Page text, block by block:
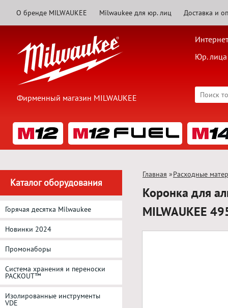
О бренде MILWAUKEE Milwaukee для юр. лиц Доставка и
Фирменный магазин MILWAUKEE
Юр. лица
Каталог оборудования
Горячая десятка Milwaukee
Новинки 2024
Промонаборы
Система хранения и переноски
PACKOUT™
Изолированные инструменты
VDE
Главная »Расходные
Коронка для
MILWAUKEE